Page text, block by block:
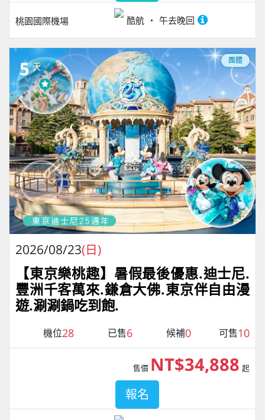
桃園國際機場 酷航 午去晚回
5 天
團體
2026/08/23(日)
【東京樂桃趣】暑假最後優惠.迪士尼.
豐洲千客萬來.鎌倉大佛.東京伴自由漫
遊.涮涮鍋吃到飽.
機位28 已售6 候補0 可售10
售價 NT$34,888 起
報名